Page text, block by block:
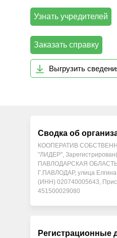
Узнать учредителей
Заказать справку
Выгрузить
Сводка об
КООПЕРАТИВ
"ЛИДЕР", Зарегистрирован(а) по адресу
ПАВЛОДАРСКАЯ
Г.ПАВЛОДАР, улица Елгина, дом 47,
(ИНН) 020740005643, Присвоен РНН
451500029080
Регистрационные